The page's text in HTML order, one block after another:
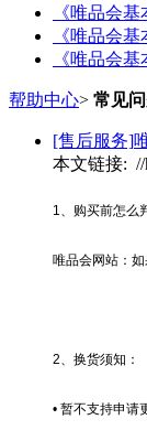
《唯品会
《唯品会
《唯品会
帮助中心> 常见
[售后服务]
本文链接: //
1、购买前怎么
唯品会网站：
2、换货须知：
• 暂不支持申请